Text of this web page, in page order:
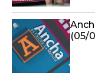
(05/